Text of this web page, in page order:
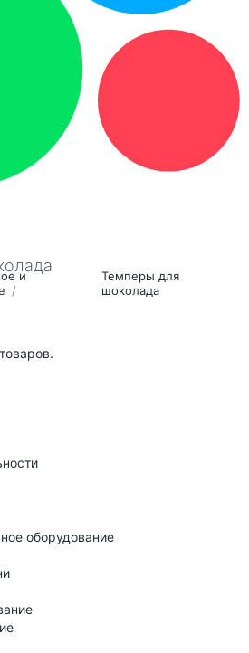
и
Темперы для
шоколада
оборудование